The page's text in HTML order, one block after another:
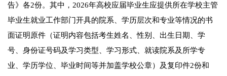
告》各2份。其中，2026年高校应届毕业生应提供所在学校主管
毕业生就业工作部门开具的院系、学历层次和专业等情况的书
面证明原件（证明内容包括考生姓名、性别、出生日期、学
号、身份证号码及学习类型、学习形式、就读院系及所学专
业、学历学位、毕业时间等并加盖学校公章）及复印件2份和